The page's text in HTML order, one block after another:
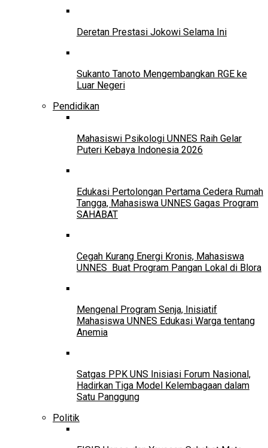
Deretan Prestasi Jokowi Selama Ini
Sukanto Tanoto Mengembangkan RGE ke
Luar Negeri
Pendidikan
Mahasiswi Psikologi UNNES Raih Gelar
Puteri Kebaya Indonesia 2026
Edukasi Pertolongan Pertama Cedera Rumah
Tangga, Mahasiswa UNNES Gagas Program
SAHABAT
Cegah Kurang Energi Kronis, Mahasiswa
UNNES Buat Program Pangan Lokal di Blora
Mengenal Program Senja, Inisiatif
Mahasiswa UNNES Edukasi Warga tentang
Anemia
Satgas PPK UNS Inisiasi Forum Nasional,
Hadirkan Tiga Model Kelembagaan dalam
Satu Panggung
Politik